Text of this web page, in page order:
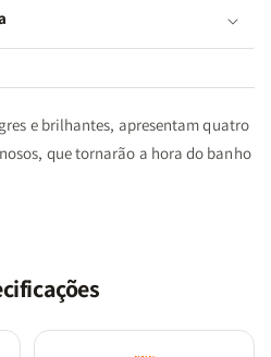
e brilhantes, apresentam quatro
que tornarão a hora do banho